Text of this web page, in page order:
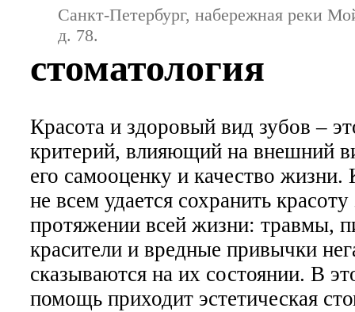
Санкт-Петербург, набережная реки
д. 78.
стоматология
Красота и здоровый вид зубов –
критерий, влияющий на внешний
его самооценку и качество
не всем удается сохранить
протяжении всей жизни: травмы,
красители и вредные привычки
сказываются на их состоянии. В
помощь приходит эстетическая